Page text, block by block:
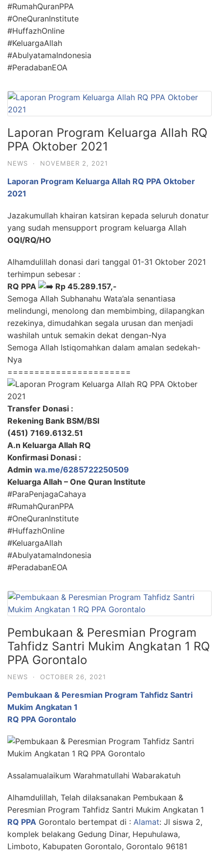
#RumahQuranPPA
#OneQuranInstitute
#HuffazhOnline
#KeluargaAllah
#AbulyatamaIndonesia
#PeradabanEOA
Laporan Program Keluarga Allah RQ
PPA Oktober 2021
NEWS · NOVEMBER 2, 2021
Laporan Program Keluarga Allah RQ PPA Oktober
2021
Jazakumullah khairan katsiran kepada seluruh donatur
yang sudah mensupport program keluarga Allah
OQI/RQ/HO
Alhamdulillah donasi dari tanggal 01-31 Oktober 2021
terhimpun sebesar :
RQ PPA
Rp 45.289.157,-
Semoga Allah Subhanahu Wata’ala senantiasa
melindungi, menolong dan membimbing, dilapangkan
rezekinya, dimudahkan segala urusan dan menjadi
washilah untuk semakin dekat dengan-Nya
Semoga Allah Istiqomahkan dalam amalan sedekah-
Nya
=======================
Transfer Donasi :
Rekening Bank BSM/BSI
(451) 7169.6132.51
A.n Keluarga Allah RQ
Konfirmasi Donasi :
Admin wa.me/6285722250509
Keluarga Allah – One Quran Institute
#ParaPenjagaCahaya
#RumahQuranPPA
#OneQuranInstitute
#HuffazhOnline
#KeluargaAllah
#AbulyatamaIndonesia
#PeradabanEOA
Pembukaan & Peresmian Program
Tahfidz Santri Mukim Angkatan 1 RQ
PPA Gorontalo
NEWS · OCTOBER 26, 2021
Pembukaan & Peresmian Program Tahfidz Santri
Mukim Angkatan 1
RQ PPA Gorontalo
Assalamualaikum Warahmatullahi Wabarakatuh
Alhamdulillah, Telah dilaksanakan Pembukaan &
Peresmian Program Tahfidz Santri Mukim Angkatan 1
RQ PPA Gorontalo bertempat di : Alamat: Jl siswa 2,
komplek belakang Gedung Dinar, Hepuhulawa,
Limboto, Kabupaten Gorontalo, Gorontalo 96181